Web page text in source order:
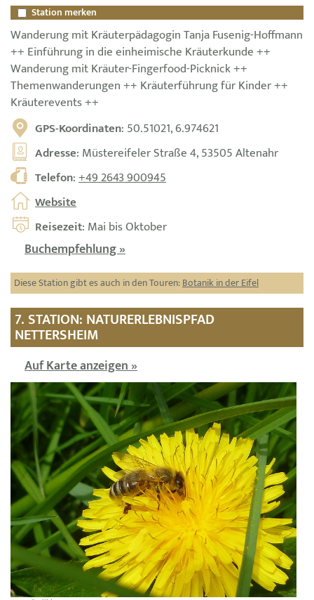
Station merken
Wanderung mit Kräuterpädagogin Tanja Fusenig-Hoffmann
++ Einführung in die einheimische Kräuterkunde ++
Wanderung mit Kräuter-Fingerfood-Picknick ++
Themenwanderungen ++ Kräuterführung für Kinder ++
Kräuterevents ++
GPS-Koordinaten: 50.51021, 6.974621
Adresse: Müstereifeler Straße 4, 53505 Altenahr
Telefon:+49 2643 900945
Website
Reisezeit: Mai bis Oktober
Buchempfehlung »
Diese Station gibt es auch in den Touren:Botanik in der Eifel
7. STATION: NATURERLEBNISPFAD
NETTERSHEIM
Auf Karte anzeigen »